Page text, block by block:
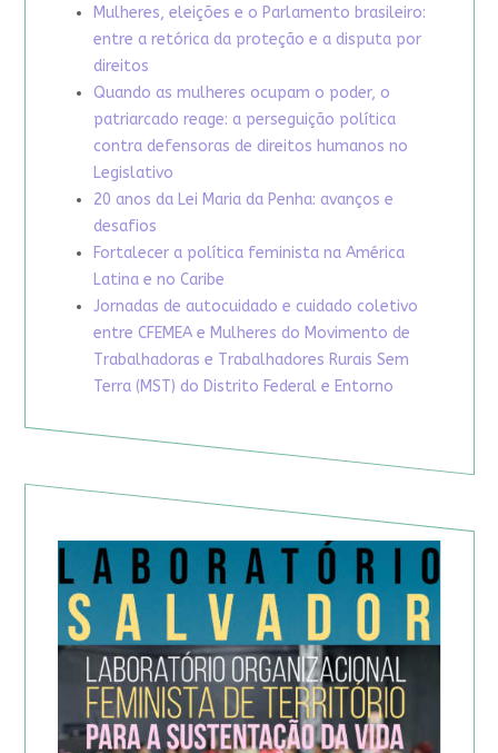
Mulheres, eleições e o Parlamento brasileiro:
entre a retórica da proteção e a disputa por
direitos
Quando as mulheres ocupam o poder, o
patriarcado reage: a perseguição política
contra defensoras de direitos humanos no
Legislativo
20 anos da Lei Maria da Penha: avanços e
desafios
Fortalecer a política feminista na América
Latina e no Caribe
Jornadas de autocuidado e cuidado coletivo
entre CFEMEA e Mulheres do Movimento de
Trabalhadoras e Trabalhadores Rurais Sem
Terra (MST) do Distrito Federal e Entorno